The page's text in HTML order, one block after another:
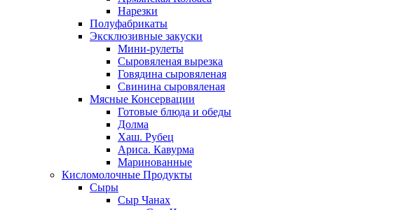
Нарезки
Полуфабрикаты
Эксклюзивные закуски
Мини-рулеты
Сыровяленая вырезка
Говядина сыровяленая
Свинина сыровяленая
Мясные Консервации
Готовые блюда и обеды
Долма
Хаш. Рубец
Ариса. Кавурма
Маринованные
Кисломолочные Продукты
Сыры
Сыр Чанах